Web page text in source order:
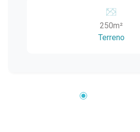
excelente potencial de
condomínio oferece
lazer, segurança e bem-estar,
Piscina térmica Sauna Praça infantil Tudo
250m²
Terreno